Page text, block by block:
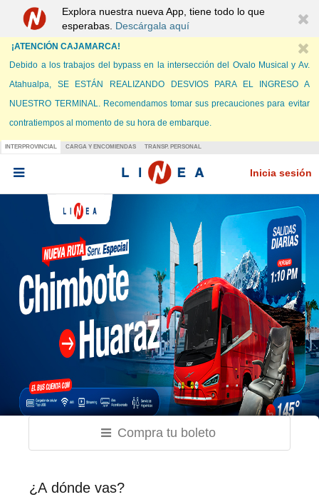
Explora nuestra nueva App, tiene todo lo que
esperabas. Descárgala aquí
¡ATENCIÓN CAJAMARCA!
Debido a los trabajos del bypass en la intersección del Ovalo Musical y Av.
Atahualpa, SE ESTÁN REALIZANDO DESVIOS PARA EL INGRESO A
NUESTRO TERMINAL. Recomendamos tomar sus precauciones para evitar
contratiempos al momento de su hora de embarque.
INTERPROVINCIAL CARGA Y ENCOMIENDAS TRANSP. PERSONAL
Inicia sesión
Compra tu boleto
¿A dónde vas?